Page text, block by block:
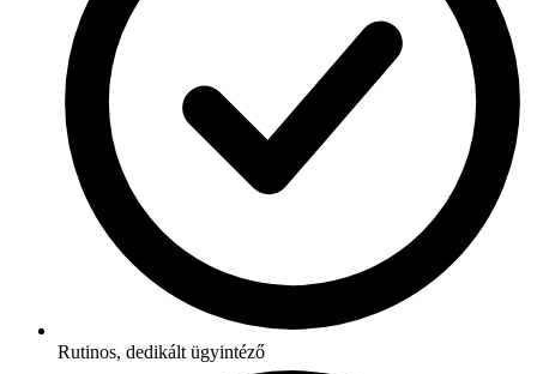
Rutinos, dedikált ügyintéző